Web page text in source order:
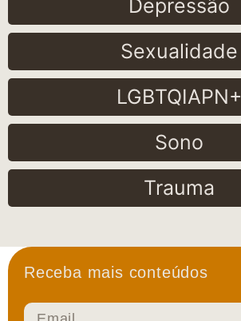
Depressão
Sexualidade
LGBTQIAPN+
Sono
Trauma
Receba mais conteúdos